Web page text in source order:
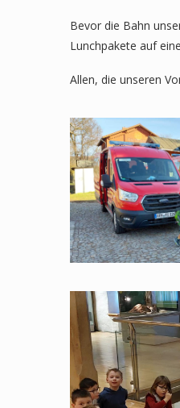
Bevor die Bahn
Lunchpakete auf
Allen, die unseren